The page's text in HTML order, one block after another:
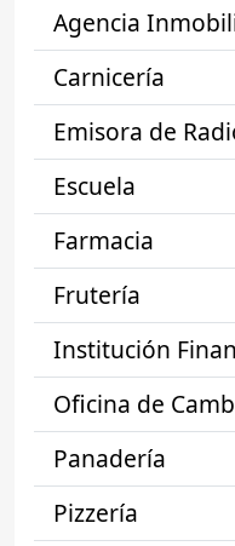
Agencia
Carnicería
Emisora de
Escuela
Farmacia
Frutería
Institución
Oficina de
Panadería
Pizzería